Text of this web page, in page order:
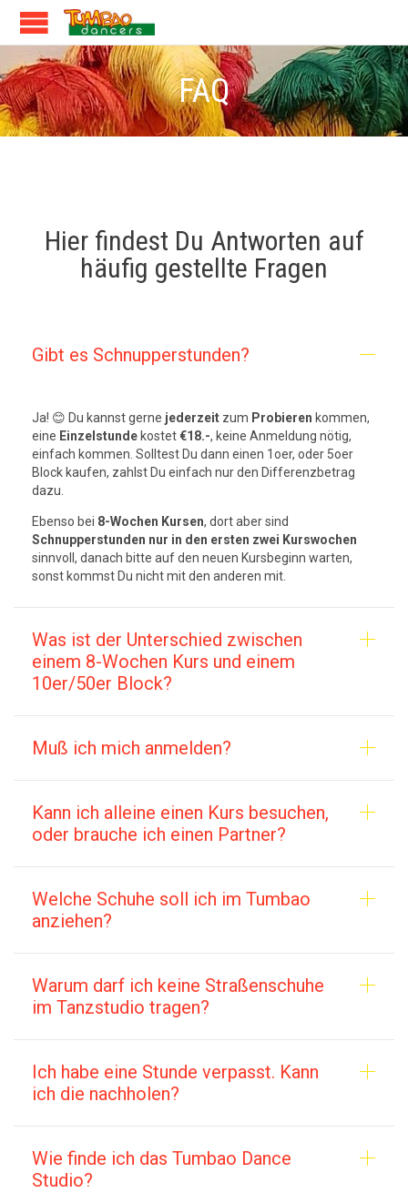
FAQ
Hier findest Du Antworten auf
häufig gestellte Fragen
Gibt es Schnupperstunden?
Ja! 😊 Du kannst gerne jederzeit zum Probieren kommen,
eine Einzelstunde kostet€18.-, keine Anmeldung nötig,
einfach kommen. Solltest Du dann einen 1oer, oder 5oer
Block kaufen, zahlst Du einfach nur den Differenzbetrag
dazu.
Ebenso bei 8-Wochen Kursen, dort aber sind
Schnupperstunden nur in den ersten zwei Kurswochen
sinnvoll, danach bitte auf den neuen Kursbeginn warten,
sonst kommst Du nicht mit den anderen mit.
Was ist der Unterschied zwischen
einem 8-Wochen Kurs und einem
10er/50er Block?
Muß ich mich anmelden?
Kann ich alleine einen Kurs besuchen,
oder brauche ich einen Partner?
Welche Schuhe soll ich im Tumbao
anziehen?
Warum darf ich keine Straßenschuhe
im Tanzstudio tragen?
Ich habe eine Stunde verpasst. Kann
ich die nachholen?
Wie finde ich das Tumbao Dance
Studio?